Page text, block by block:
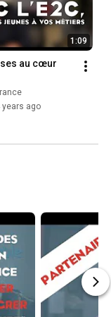
1:09
au cœur
years ago